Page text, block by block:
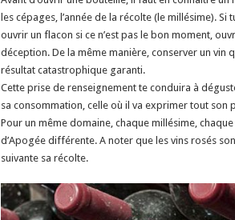
les cépages, l’année de la récolte (le millésime). Si
ouvrir un flacon si ce n’est pas le bon moment,
déception. De la même manière, conserver un vin
résultat catastrophique garanti.
Cette prise de renseignement te conduira à
sa consommation, celle où il va exprimer tout son
Pour un même domaine, chaque millésime,
d’Apogée différente. A noter que les vins rosés
suivante sa récolte.